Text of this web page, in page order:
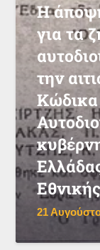
Η
για τα
την
21